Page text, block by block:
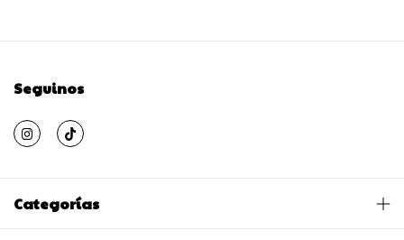
Seguinos
Categorías